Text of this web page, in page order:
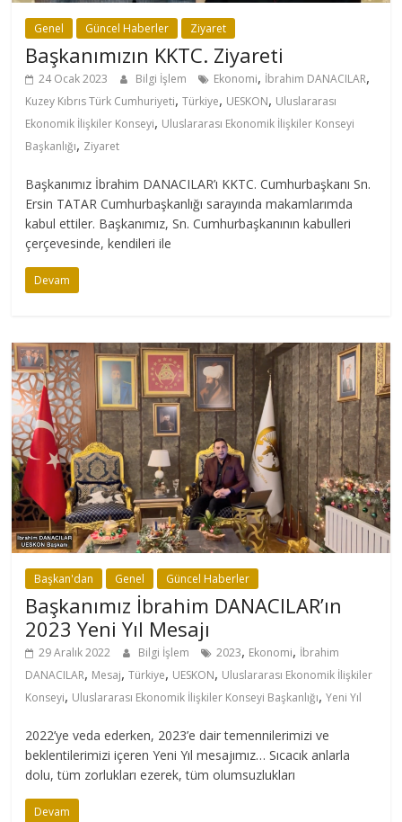
Genel Güncel Haberler Ziyaret
Başkanımızın KKTC. Ziyareti
24 Ocak 2023 Bilgi İşlem Ekonomi, İbrahim DANACILAR,
Kuzey Kıbrıs Türk Cumhuriyeti,Türkiye, UESKON, Uluslararası
Ekonomik İlişkiler Konseyi, Uluslararası Ekonomik İlişkiler Konseyi
Başkanlığı, Ziyaret
Başkanımız İbrahim DANACILAR’ı KKTC. Cumhurbaşkanı Sn.
Ersin TATAR Cumhurbaşkanlığı sarayında makamlarımda
kabul ettiler. Başkanımız, Sn. Cumhurbaşkanının kabulleri
çerçevesinde, kendileri ile
Devam
Başkan'dan Genel Güncel Haberler
Başkanımız İbrahim DANACILAR’ın
2023 Yeni Yıl Mesajı
29 Aralık 2022 Bilgi İşlem 2023, Ekonomi, İbrahim
DANACILAR, Mesaj,Türkiye, UESKON, Uluslararası Ekonomik İlişkiler
Konseyi, Uluslararası Ekonomik İlişkiler Konseyi Başkanlığı,Yeni Yıl
2022’ye veda ederken, 2023’e dair temennilerimizi ve
beklentilerimizi içeren Yeni Yıl mesajımız… Sıcacık anlarla
dolu, tüm zorlukları ezerek, tüm olumsuzlukları
Devam